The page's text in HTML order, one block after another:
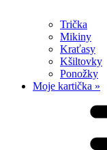
Trička
Mikiny
Kraťasy
Kšiltovky
Ponožky
Moje kartička »